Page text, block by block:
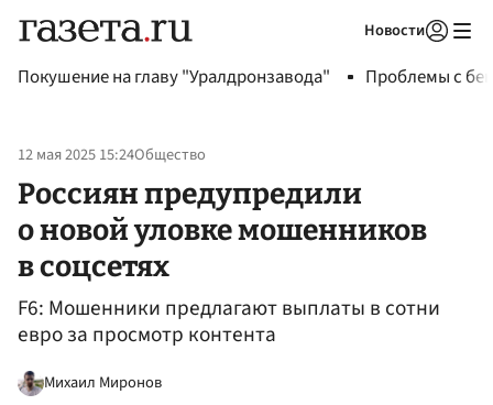
Новости
Покушение на главу "Уралдронзавода" Проблемы с
12 мая 2025 15:24Общество
Россиян предупредили
о новой уловке мошенников
в соцсетях
F6: Мошенники предлагают выплаты в сотни
евро за просмотр контента
Михаил Миронов